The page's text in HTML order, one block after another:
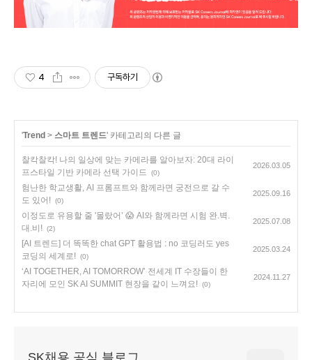
4 구독하기
'Trend > 스마트 트렌드' 카테고리의 다른 글
찰칵찰칵! 나의 일상에 맞는 카메라를 알아보자: 20대 라이
프스타일 기반 카메라 선택 가이드
(0)
2026.03.05
험난한 학교생활, AI 프롬프트와 함께라면 궁전으로 갈 수
도 있어! (0)
2025.09.16
이정도로 유용할 줄 '몰랐어’ 😱 AI와 함께라면 시험 완.벽.
대.비! (2)
2025.07.08
[AI 트렌드] 더 똑똑한 chat GPT 활용법 : no 코딩러도 yes
코딩의 세계로! (0)
2025.03.24
‘AI TOGETHER, AI TOMORROW’ 전세계 IT 수장들이 한
자리에 모인 SK AI SUMMIT 현장을 같이 느껴요! (0)
2024.11.27
SK채용 공식 블로그